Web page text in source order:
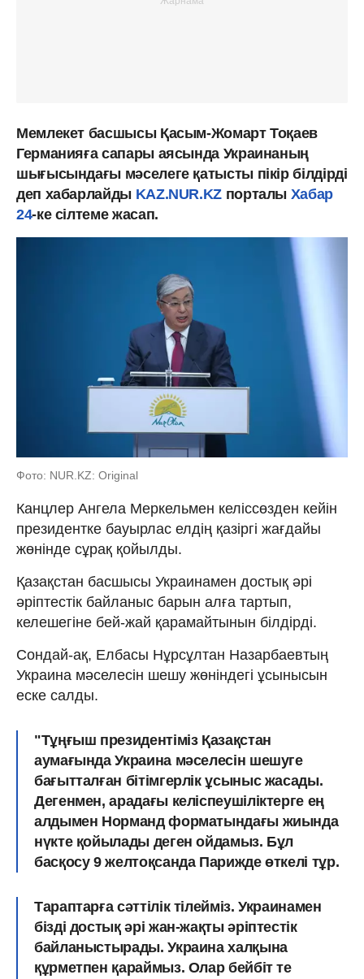
Мемлекет басшысы Қасым-Жомарт Тоқаев
Германияға сапары аясында Украинаның
шығысындағы мәселеге қатысты пікір білдірді
деп хабарлайды KAZ.NUR.KZ порталы Хабар
24-ке сілтеме жасап.
Фото: NUR.KZ: Original
Канцлер Ангела Меркельмен келіссөзден кейін
президентке бауырлас елдің қазіргі жағдайы
жөнінде сұрақ қойылды.
Қазақстан басшысы Украинамен достық әрі
әріптестік байланыс барын алға тартып,
келешегіне бей-жай қарамайтынын білдірді.
Сондай-ақ, Елбасы Нұрсұлтан Назарбаевтың
Украина мәселесін шешу жөніндегі ұсынысын
еске салды.
"Тұңғыш президентіміз Қазақстан
аумағында Украина мәселесін шешуге
бағытталған бітімгерлік ұсыныс жасады.
Дегенмен, арадағы келіспеушіліктерге ең
алдымен Норманд форматындағы жиында
нүкте қойылады деген ойдамыз. Бұл
басқосу 9 желтоқсанда Парижде өткелі тұр.
Тараптарға сәттілік тілейміз. Украинамен
бізді достық әрі жан-жақты әріптестік
байланыстырады. Украина халқына
құрметпен қараймыз. Олар бейбіт те